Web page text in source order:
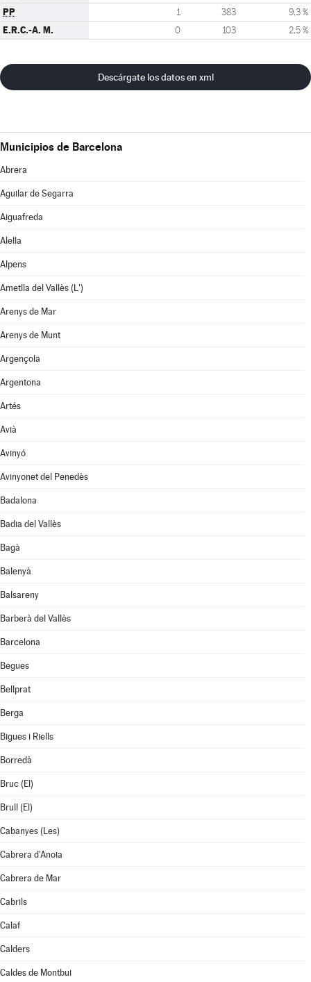
PP 1 383 9,3 %
E.R.C.-A. M. 0 103 2,5 %
Descárgate los datos en xml
Municipios de Barcelona
Abrera
Aguilar de Segarra
Aiguafreda
Alella
Alpens
Ametlla del Vallès (L')
Arenys de Mar
Arenys de Munt
Argençola
Argentona
Artés
Avià
Avinyó
Avinyonet del Penedès
Badalona
Badia del Vallès
Bagà
Balenyà
Balsareny
Barberà del Vallès
Barcelona
Begues
Bellprat
Berga
Bigues i Riells
Borredà
Bruc (El)
Brull (El)
Cabanyes (Les)
Cabrera d'Anoia
Cabrera de Mar
Cabrils
Calaf
Calders
Caldes de Montbui